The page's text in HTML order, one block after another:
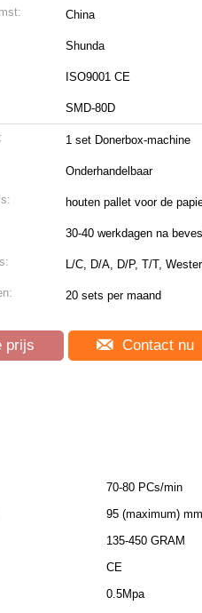
China
Shunda
ISO9001 CE
SMD-80D
1 set Donerbox-machine
Onderhandelbaar
houten pallet voor de
30-40 werkdagen na
L/C, D/A, D/P, T/T,
20 sets per maand
prijs Contact nu
70-80 PCs/min
95 (maximum) mm
135-450 GRAM
CE
0.5Mpa